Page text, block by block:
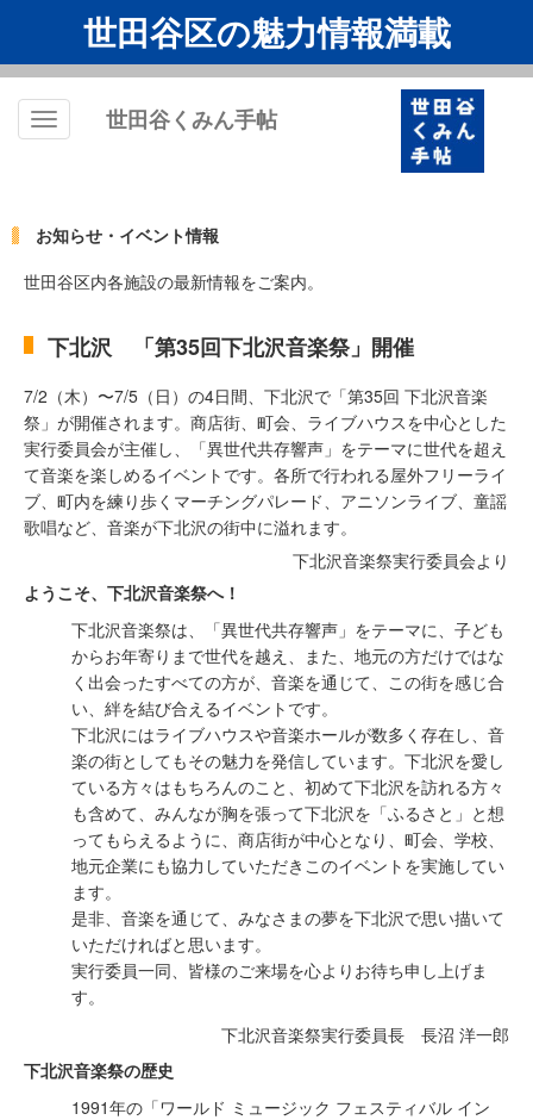
世田谷区の魅力情報満載
Toggle
世田谷くみん手帖
お知らせ・イベント情報
世田谷区内各施設の最新情報をご案内。
下北沢 「第35回下北沢音楽祭」開催
7/2（木）〜7/5（日）の4日間、下北沢で「第35回 下北沢音楽
祭」が開催されます。商店街、町会、ライブハウスを中心とした
実行委員会が主催し、「異世代共存響声」をテーマに世代を超え
て音楽を楽しめるイベントです。各所で行われる屋外フリーライ
ブ、町内を練り歩くマーチングパレード、アニソンライブ、童謡
歌唱など、音楽が下北沢の街中に溢れます。
下北沢音楽祭実行委員会より
ようこそ、下北沢音楽祭へ！
下北沢音楽祭は、「異世代共存響声」をテーマに、子ども
からお年寄りまで世代を越え、また、地元の方だけではな
く出会ったすべての方が、音楽を通じて、この街を感じ合
い、絆を結び合えるイベントです。
下北沢にはライブハウスや音楽ホールが数多く存在し、音
楽の街としてもその魅力を発信しています。下北沢を愛し
ている方々はもちろんのこと、初めて下北沢を訪れる方々
も含めて、みんなが胸を張って下北沢を「ふるさと」と想
ってもらえるように、商店街が中心となり、町会、学校、
地元企業にも協力していただきこのイベントを実施してい
ます。
是非、音楽を通じて、みなさまの夢を下北沢で思い描いて
いただければと思います。
実行委員一同、皆様のご来場を心よりお待ち申し上げま
す。
下北沢音楽祭実行委員長 長沼 洋一郎
下北沢音楽祭の歴史
1991年の「ワールド ミュージック フェスティバル イン